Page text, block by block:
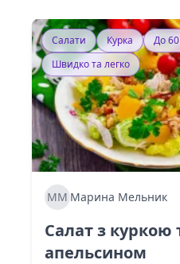
Салати Курка
До
Швидко та легко
ММ Марина Мельник
Салат з куркою
апельсином